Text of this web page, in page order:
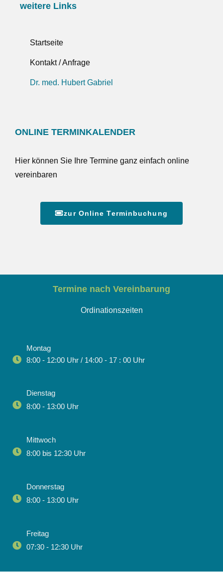
weitere Links
Startseite
Kontakt / Anfrage
Dr. med. Hubert Gabriel
ONLINE TERMINKALENDER
Hier können Sie Ihre Termine ganz einfach online
vereinbaren
zur Online Terminbuchung
Termine nach Vereinbarung
Ordinationszeiten
Montag
8:00 - 12:00 Uhr / 14:00 - 17 : 00 Uhr
Dienstag
8:00 - 13:00 Uhr
Mittwoch
8:00 bis 12:30 Uhr
Donnerstag
8:00 - 13:00 Uhr
Freitag
07:30 - 12:30 Uhr